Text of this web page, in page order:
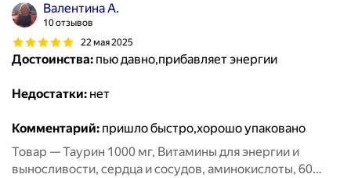
Валентина А.
10 отзывов
22 мая 2025
Достоинства: пью давно,прибавляет энергии
Недостатки: нет
Комментарий: пришло быстро,хорошо упаковано
Товар — Таурин 1000 мг, Витамины для энергии и
выносливости, сердца и сосудов, аминокислоты, 60